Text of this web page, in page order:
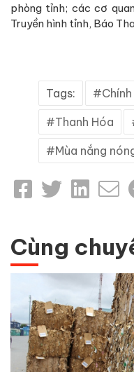
phòng tỉnh; các cơ
Truyền hình tỉnh, Báo
Tags:
Thanh Hóa
Mùa nắng
Cùng